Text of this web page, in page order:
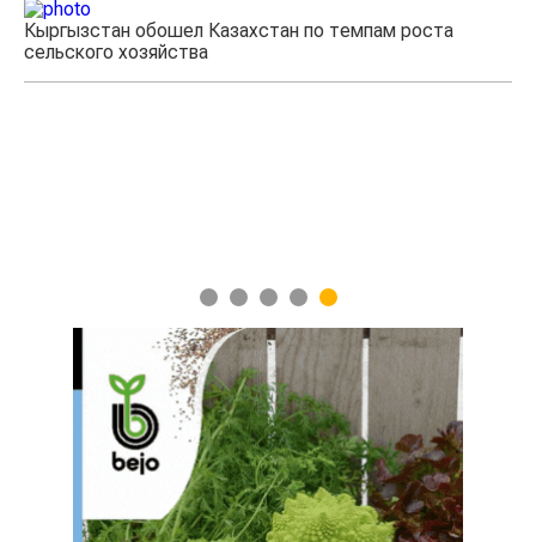
Казахстанские фермеры заработали $35 млн на
экспорте чечевицы
1 2 3 4 5